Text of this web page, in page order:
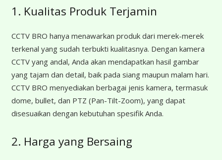
1. Kualitas Produk Terjamin
CCTV BRO hanya menawarkan produk dari merek-merek
terkenal yang sudah terbukti kualitasnya. Dengan kamera
CCTV yang andal, Anda akan mendapatkan hasil gambar
yang tajam dan detail, baik pada siang maupun malam hari.
CCTV BRO menyediakan berbagai jenis kamera, termasuk
dome, bullet, dan PTZ (Pan-Tilt-Zoom), yang dapat
disesuaikan dengan kebutuhan spesifik Anda.
2. Harga yang Bersaing